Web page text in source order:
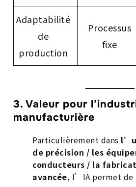
Adaptabilité
de
production
Processus
fixe
3. Valeur pour
manufacturière
Particulièrement dans
de précision / les
conducteurs / la
avancée, l’IA permet de